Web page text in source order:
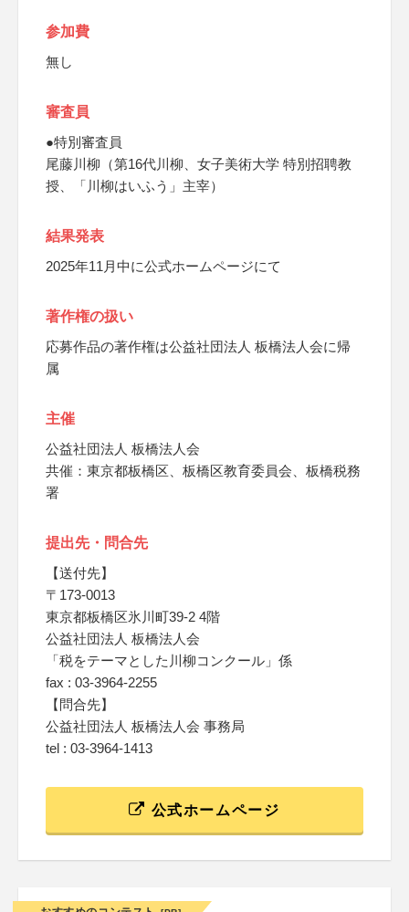
参加費
無し
審査員
●特別審査員
尾藤川柳（第16代川柳、女子美術大学 特別招聘教
授、「川柳はいふう」主宰）
結果発表
2025年11月中に公式ホームページにて
著作権の扱い
応募作品の著作権は公益社団法人 板橋法人会に帰
属
主催
公益社団法人 板橋法人会
共催：東京都板橋区、板橋区教育委員会、板橋税務
署
提出先・問合先
【送付先】
〒173-0013
東京都板橋区氷川町39-2 4階
公益社団法人 板橋法人会
「税をテーマとした川柳コンクール」係
fax : 03-3964-2255
【問合先】
公益社団法人 板橋法人会 事務局
tel : 03-3964-1413
公式ホームページ